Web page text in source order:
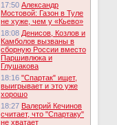
17:50 Александр
Мостовой: Газон в Туле
не хуже, чем у «Кьево»
18:08 Денисов, Козлов и
Камболов вызваны в
сборную России вместо
Паршивлюка и
Глушакова
18:16 "Спартак" ищет,
выигрывает и это уже
хорошо
18:27 Валерий Кечинов
считает, что "Спартаку"
не хватает